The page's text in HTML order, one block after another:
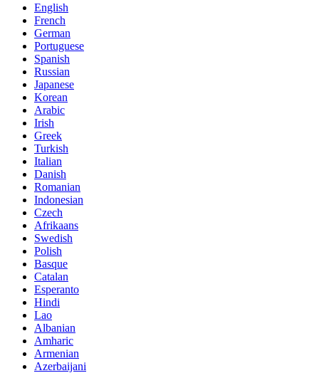
English
French
German
Portuguese
Spanish
Russian
Japanese
Korean
Arabic
Irish
Greek
Turkish
Italian
Danish
Romanian
Indonesian
Czech
Afrikaans
Swedish
Polish
Basque
Catalan
Esperanto
Hindi
Lao
Albanian
Amharic
Armenian
Azerbaijani